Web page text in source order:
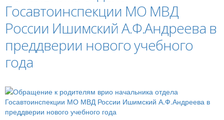
Госавтоинспекции МО МВД
России Ишимский А.Ф.Андреева в
преддверии нового учебного
года